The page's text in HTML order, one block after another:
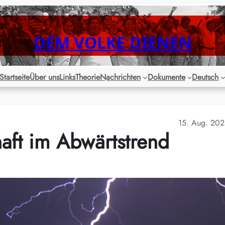
DEM VOLKE DIENEN
StartseiteÜber unsLinksTheorieNachrichten Dokumente Deutsch
15. Aug.
im Abwärtstrend